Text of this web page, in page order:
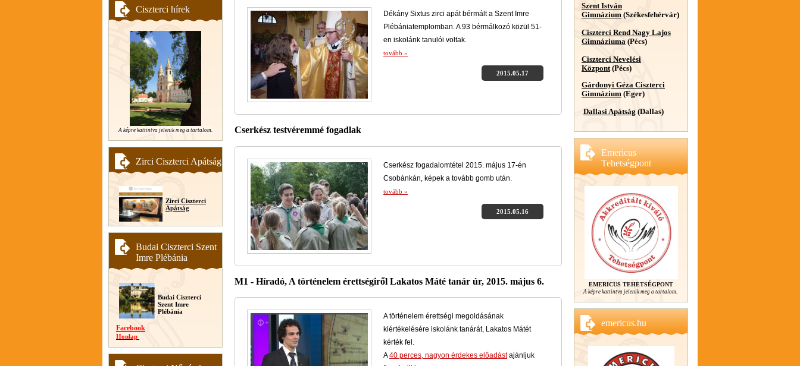
Ciszterci hírek
A képre kattintva jelenik meg a tartalom.
Zirci Ciszterci Apátság
Zirci Ciszterci
Apátság
Budai Ciszterci Szent
Imre Plébánia
Budai Ciszterci
Szent Imre
Plébánia
Facebook
Honlap
Dékány Sixtus zirci apát bérmált a Szent Imre
Plébániatemplomban. A 93 bérmálkozó közül 51-
en iskolánk tanulói voltak.
tovább »
2015.05.17
Cserkész testvéremmé fogadlak
Cserkész fogadalomtétel 2015. május 17-én
Csobánkán, képek a tovább gomb után.
tovább »
2015.05.16
M1 - Híradó, A történelem érettségiről Lakatos Máté tanár úr, 2015. május 6.
A történelem érettségi megoldásának
kiértékelésére iskolánk tanárát, Lakatos Mátét
kérték fel.
A40 perces, nagyon érdekes előadástajánljuk
Szent István
Gimnázium (Székesfehérvár)
Ciszterci Rend Nagy Lajos
Gimnáziuma (Pécs)
Ciszterci Nevelési
Központ(Pécs)
Gárdonyi Géza Ciszterci
Gimnázium (Eger)
Dallasi Apátság (Dallas)
Emericus
Tehetségpont
EMERICUS TEHETSÉGPONT
A képre kattintva jelenik meg a tartalom.
emericus.hu